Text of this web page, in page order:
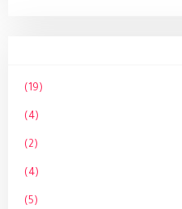
(19)
(4)
(2)
(4)
(5)